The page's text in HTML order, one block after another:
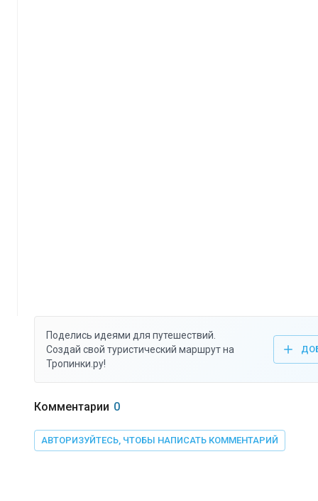
Поделись идеями для путешествий.
Создай свой туристический маршрут на
Тропинки.ру!
Комментарии 0
АВТОРИЗУЙТЕСЬ, ЧТОБЫ НАПИСАТЬ КОММЕНТАРИЙ